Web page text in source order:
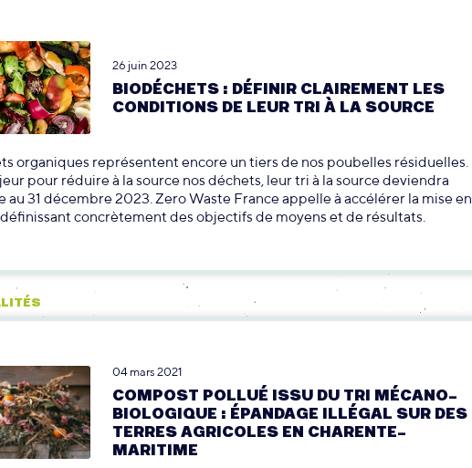
26 juin 2023
BIODÉCHETS : DÉFINIR CLAIREMENT LES
CONDITIONS DE LEUR TRI À LA SOURCE
organiques représentent encore un tiers de nos poubelles résiduelles.
pour réduire à la source nos déchets, leur tri à la source deviendra
au 31 décembre 2023. Zero Waste France appelle à accélérer la mise en
concrètement des objectifs de moyens et de résultats.
04 mars 2021
COMPOST POLLUÉ ISSU DU TRI MÉCANO-
BIOLOGIQUE : ÉPANDAGE ILLÉGAL SUR DES
TERRES AGRICOLES EN CHARENTE-
MARITIME